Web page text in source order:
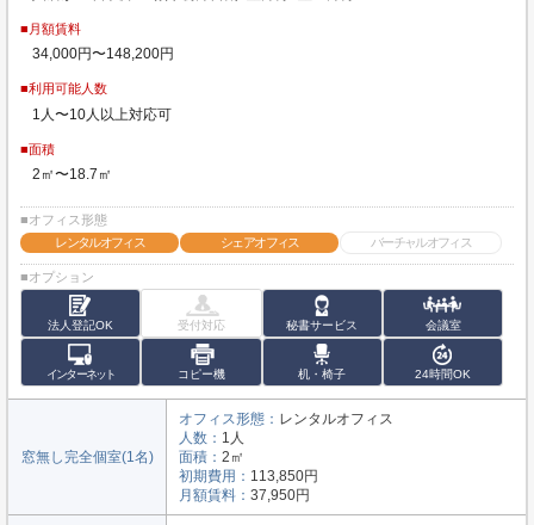
■月額賃料
34,000円〜148,200円
■利用可能人数
1人〜10人以上対応可
■面積
2㎡〜18.7㎡
■オフィス形態
レンタルオフィス
シェアオフィス バーチャルオフィス
■オプション
法人登記OK 受付対応 秘書サービス 会議室
インターネット コピー機 机・椅子 24時間OK
窓無し完全個室(1名)
オフィス形態： レンタルオフィス
人数： 1人
面積： 2㎡
初期費用： 113,850円
月額賃料： 37,950円